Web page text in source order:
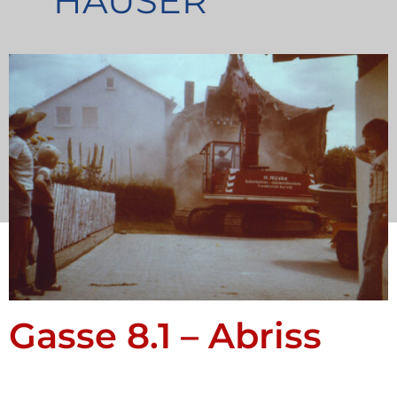
Gasse 8.1 – Abriss